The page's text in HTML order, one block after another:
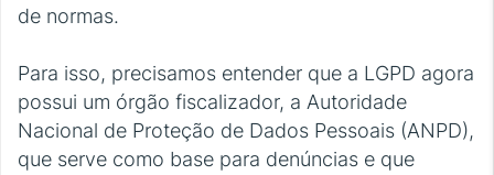
de normas.
Para isso, precisamos entender que a LGPD agora
possui um órgão fiscalizador, a Autoridade
Nacional de Proteção de Dados Pessoais (ANPD),
que serve como base para denúncias e que